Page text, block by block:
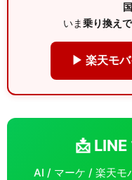
いま乗り換え
▶ 楽天モ
📩
AI / マーケ / 楽天モ